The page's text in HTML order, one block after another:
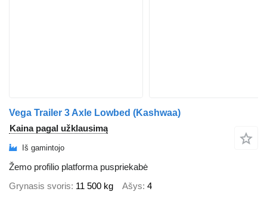
Vega Trailer 3 Axle Lowbed (Kashwaa)
Kaina pagal užklausimą
Iš gamintojo
Žemo profilio platforma puspriekabė
Grynasis svoris 11 500 kg Ašys 4